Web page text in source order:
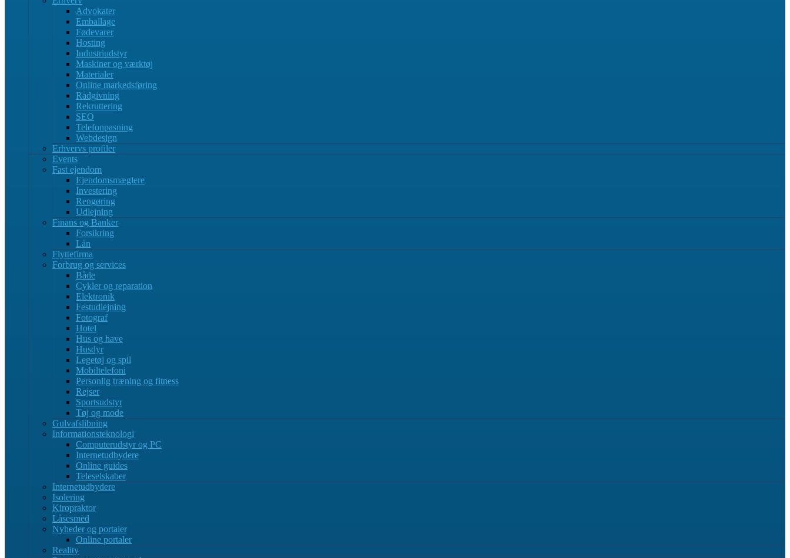
Advokater
Emballage
Fødevarer
Hosting
Industriudstyr
Maskiner og værktøj
Materialer
Online markedsføring
Rådgivning
Rekruttering
SEO
Telefonpasning
Webdesign
Erhvervs profiler
Events
Fast ejendom
Ejendomsmæglere
Investering
Rengøring
Udlejning
Finans og Banker
Forsikring
Lån
Flyttefirma
Forbrug og services
Både
Cykler og reparation
Elektronik
Festudlejning
Fotograf
Hotel
Hus og have
Husdyr
Legetøj og spil
Mobiltelefoni
Personlig træning og fitness
Rejser
Sportsudstyr
Tøj og mode
Gulvafslibning
Informationsteknologi
Computerudstyr og PC
Internetudbydere
Online guides
Teleselskaber
Internetudbydere
Isolering
Kiropraktor
Låsesmed
Nyheder og portaler
Online portaler
Reality